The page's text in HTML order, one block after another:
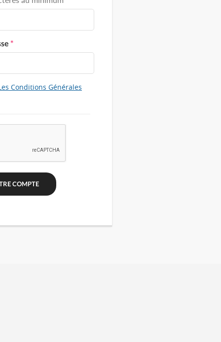
*
Conditions Générales